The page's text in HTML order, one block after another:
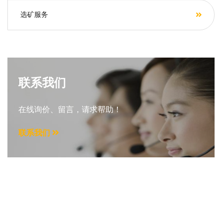
选矿服务
联系我们
在线询价、留言，请求帮助！
联系我们